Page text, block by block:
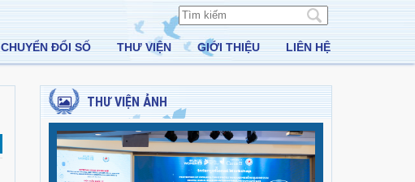
CHUYỂN ĐỔI SỐ THƯ VIỆN GIỚI THIỆU LIÊN HỆ
THƯ VIỆN ẢNH